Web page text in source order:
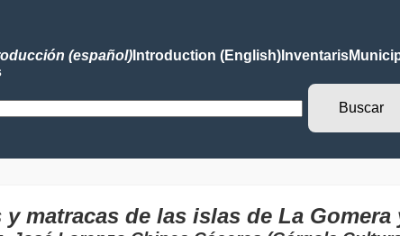
(español)Introduction (English)Inventaris
matracas de las islas de La Gomera